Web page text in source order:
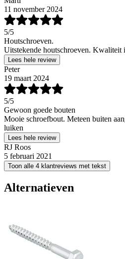
11 november 2024
5/5
Houtschroeven.
Uitstekende houtschroeven. Kwaliteit
Lees hele review
Peter
19 maart 2024
5/5
Gewoon goede bouten
Mooie schroefbout. Meteen buiten
luiken
Lees hele review
RJ Roos
5 februari 2021
Toon alle 4 klantreviews met tekst
Alternatieven